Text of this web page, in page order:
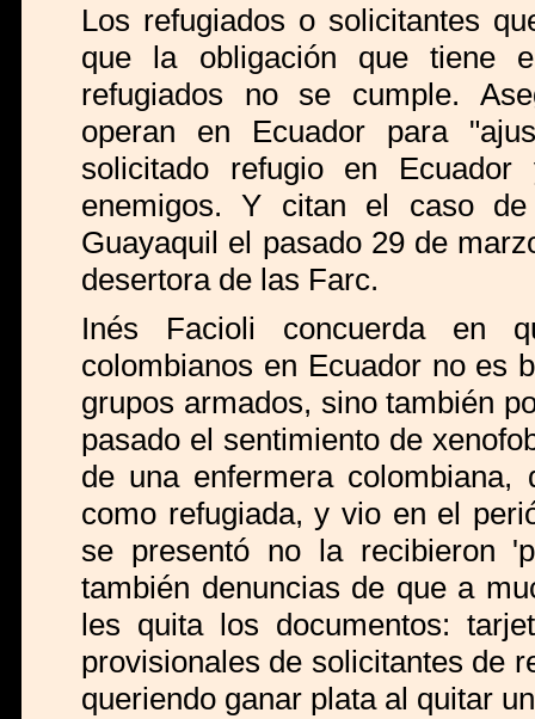
Los refugiados o solicitantes
que la obligación que tiene
refugiados no se cumple.
operan en Ecuador para
solicitado refugio en
enemigos. Y citan el caso
Guayaquil el pasado 29 de
desertora de las Farc.
Inés Facioli concuerda en
colombianos en Ecuador no es
grupos armados, sino también
pasado el sentimiento de
de una enfermera colombiana,
como refugiada, y vio en el
se presentó no la recibieron
también denuncias de que a
les quita los documentos:
provisionales de solicitantes de
queriendo ganar plata al quitar